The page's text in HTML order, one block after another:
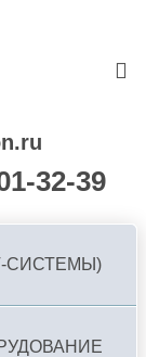
32-39
СИСТЕМЫ)